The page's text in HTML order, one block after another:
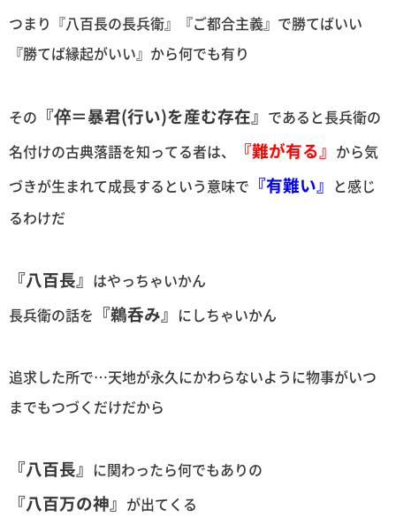
つまり『八百長の長兵衛』『ご都合主義』で勝てばいい
『勝てば縁起がいい』から何でも有り
その 『倅＝暴君(行い)を産む存在』 であると長兵衛の
名付けの古典落語を知ってる者は、
『難が有る』 から気
づきが生まれて成長するという意味で 『有難い』 と感じ
るわけだ
『八百長』 はやっちゃいかん
長兵衛の話を 『鵜呑み』 にしちゃいかん
追求した所で…天地が永久にかわらないように物事がいつ
までもつづくだけだから
『八百長』 に関わったら何でもありの
『八百万の神』 が出てくる